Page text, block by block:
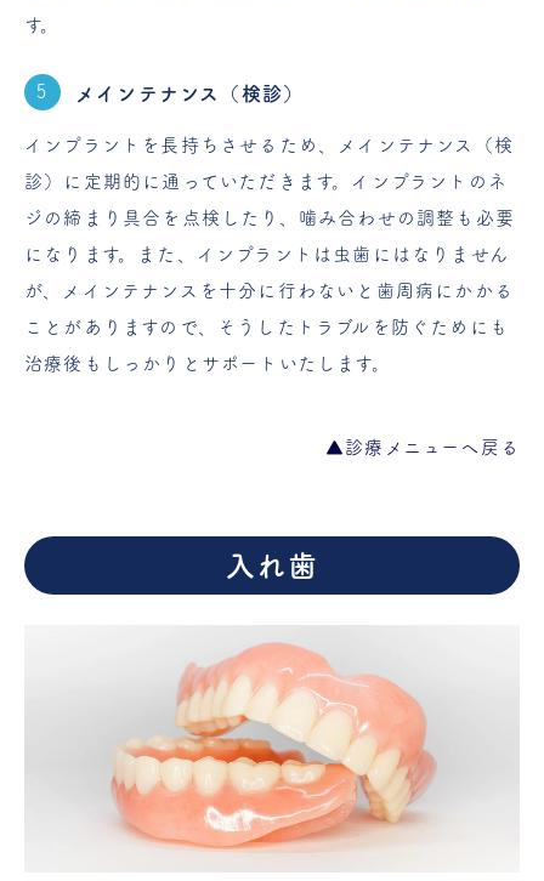
す。
メインテナンス（検診）
インプラントを長持ちさせるため、メインテナンス（検
診）に定期的に通っていただきます。インプラントのネ
ジの締まり具合を点検したり、噛み合わせの調整も必要
になります。また、インプラントは虫歯にはなりません
が、メインテナンスを十分に行わないと歯周病にかかる
ことがありますので、そうしたトラブルを防ぐためにも
治療後もしっかりとサポートいたします。
▲診療メニューへ戻る
入れ歯